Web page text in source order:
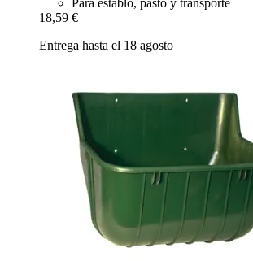
Para establo, pasto y transporte
18,59 €
Entrega hasta el 18 agosto